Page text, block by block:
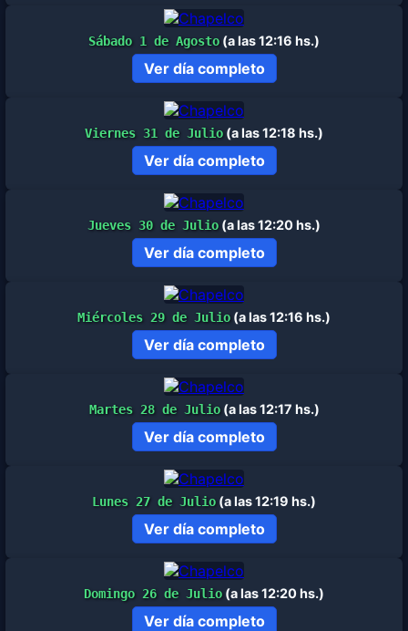
Sábado 1 de Agosto (a las 12:16 hs.)
Ver día completo
Viernes 31 de Julio (a las 12:18 hs.)
Ver día completo
Jueves 30 de Julio (a las 12:20 hs.)
Ver día completo
Miércoles 29 de Julio (a las 12:16 hs.)
Ver día completo
Martes 28 de Julio(a las 12:17 hs.)
Ver día completo
Lunes 27 de Julio (a las 12:19 hs.)
Ver día completo
Domingo 26 de Julio (a las 12:20 hs.)
Ver día completo